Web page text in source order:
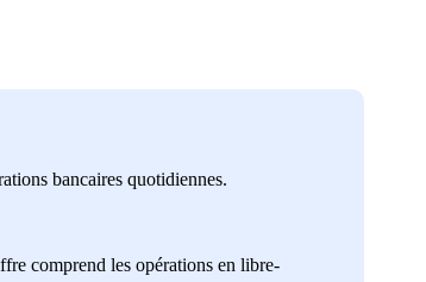
bancaires quotidiennes.
comprend les opérations en libre-